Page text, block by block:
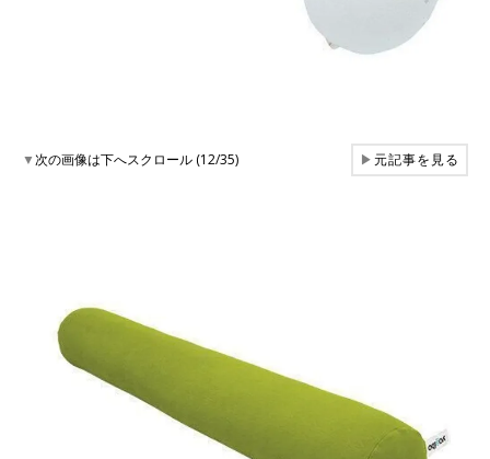
▼次の画像は下へスクロール (12/35) ▶元記事を見る